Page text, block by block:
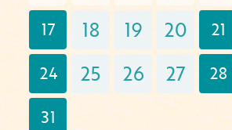
17 18 19 20 21
24 25 26 27 28
31